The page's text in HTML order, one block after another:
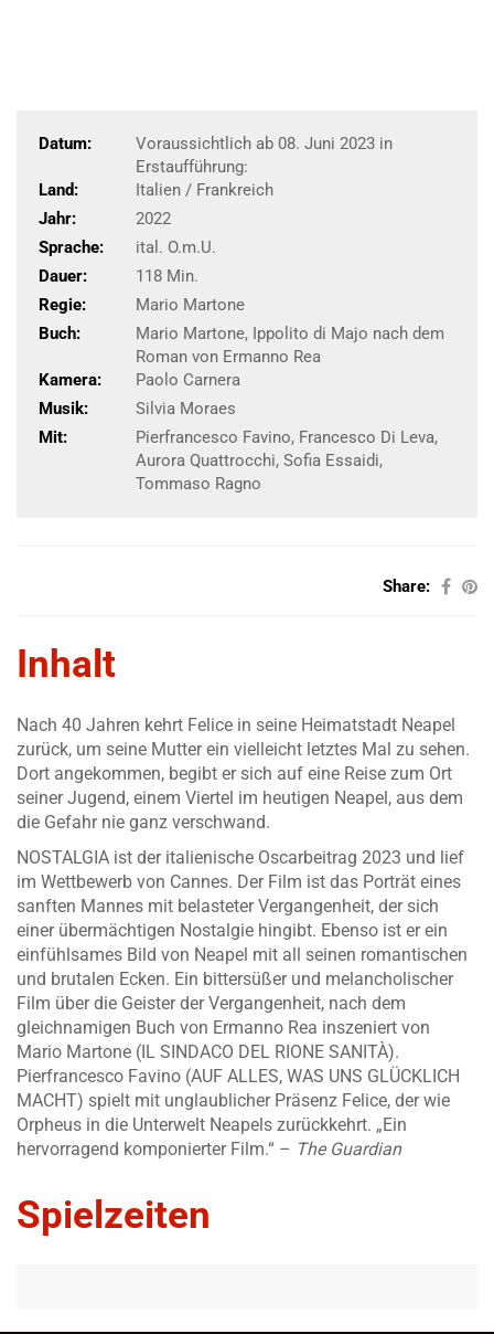
Datum:
Voraussichtlich ab 08. Juni 2023 in
Erstaufführung:
Land:
Italien / Frankreich
Jahr:
2022
Sprache:
ital. O.m.U.
Dauer:
118 Min.
Regie:
Mario Martone
Buch:
Mario Martone, Ippolito di Majo nach dem
Roman von Ermanno Rea
Kamera:
Paolo Carnera
Musik:
Silvia Moraes
Mit:
Pierfrancesco Favino, Francesco Di Leva,
Aurora Quattrocchi, Sofia Essaidi,
Tommaso Ragno
Share:
Inhalt
Nach 40 Jahren kehrt Felice in seine Heimatstadt Neapel
zurück, um seine Mutter ein vielleicht letztes Mal zu sehen.
Dort angekommen, begibt er sich auf eine Reise zum Ort
seiner Jugend, einem Viertel im heutigen Neapel, aus dem
die Gefahr nie ganz verschwand.
NOSTALGIA ist der italienische Oscarbeitrag 2023 und lief
im Wettbewerb von Cannes. Der Film ist das Porträt eines
sanften Mannes mit belasteter Vergangenheit, der sich
einer übermächtigen Nostalgie hingibt. Ebenso ist er ein
einfühlsames Bild von Neapel mit all seinen romantischen
und brutalen Ecken. Ein bittersüßer und melancholischer
Film über die Geister der Vergangenheit, nach dem
gleichnamigen Buch von Ermanno Rea inszeniert von
Mario Martone (IL SINDACO DEL RIONE SANITÀ).
Pierfrancesco Favino (AUF ALLES, WAS UNS GLÜCKLICH
MACHT) spielt mit unglaublicher Präsenz Felice, der wie
Orpheus in die Unterwelt Neapels zurückkehrt. „Ein
hervorragend komponierter Film.“ – The Guardian
Spielzeiten